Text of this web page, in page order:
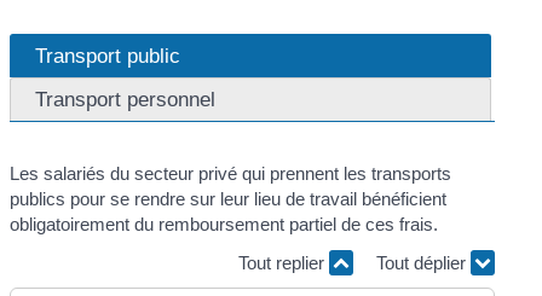
Transport public
Transport personnel
Les salariés du secteur privé qui prennent les transports
publics pour se rendre sur leur lieu de travail bénéficient
obligatoirement du remboursement partiel de ces frais.
Tout replier
Tout déplier